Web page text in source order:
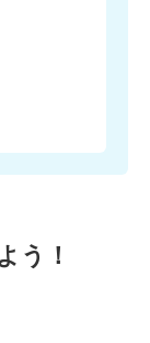
う！